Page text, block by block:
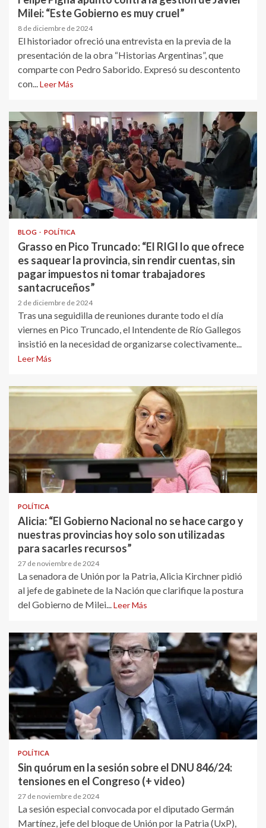
Milei: “Este Gobierno es muy cruel”
8 de diciembre de 2024
El historiador ofreció una entrevista en la previa de la
presentación de la obra “Historias Argentinas”, que
comparte con Pedro Saborido. Expresó su descontento
con...Leer Más
BLOG POLÍTICA
Grasso en Pico Truncado: “El RIGI lo que ofrece
es saquear la provincia, sin rendir cuentas, sin
pagar impuestos ni tomar trabajadores
santacruceños”
2 de diciembre de 2024
Tras una seguidilla de reuniones durante todo el día
viernes en Pico Truncado, el Intendente de Río Gallegos
insistió en la necesidad de organizarse colectivamente...
Leer Más
POLÍTICA
Alicia: “El Gobierno Nacional no se hace cargo y
nuestras provincias hoy solo son utilizadas
para sacarles recursos”
27 de noviembre de 2024
La senadora de Unión por la Patria, Alicia Kirchner pidió
al jefe de gabinete de la Nación que clarifique la postura
del Gobierno de Milei...Leer Más
POLÍTICA
Sin quórum en la sesión sobre el DNU 846/24:
tensiones en el Congreso (+ video)
27 de noviembre de 2024
La sesión especial convocada por el diputado Germán
Martínez, jefe del bloque de Unión por la Patria (UxP),